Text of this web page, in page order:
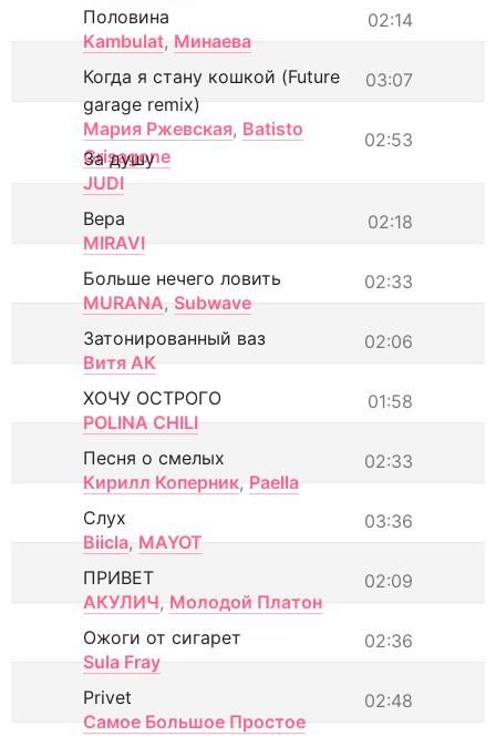
02:14
Половина
Kambulat, Минаева
03:07
Когда я стану кошкой (Future
garage remix)
Мария Ржевская, Batisto
Grisagone
02:53
За душу
JUDI
02:18
Вера
MIRAVI
02:33
Больше нечего ловить
MURANA, Subwave
02:06
Затонированный ваз
Витя АК
01:58
ХОЧУ ОСТРОГО
POLINA CHILI
02:33
Песня о смелых
Кирилл Коперник, Paella
03:36
Слух
Biicla, MAYOT
02:09
ПРИВЕТ
АКУЛИЧ, Молодой Платон
02:36
Ожоги от сигарет
Sula Fray
02:48
Privet
Самое Большое Простое